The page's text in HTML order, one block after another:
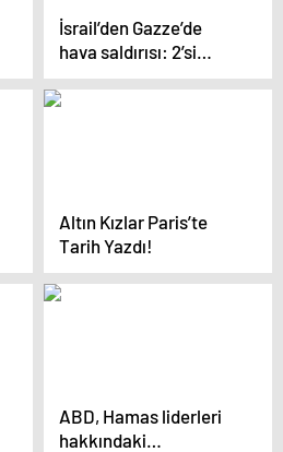
İsrail’den Gazze’de
hava saldırısı: 2’si
çocuk 6 Filistinli öldü
Altın Kızlar Paris’te
Tarih Yazdı!
ABD, Hamas liderleri
hakkındaki